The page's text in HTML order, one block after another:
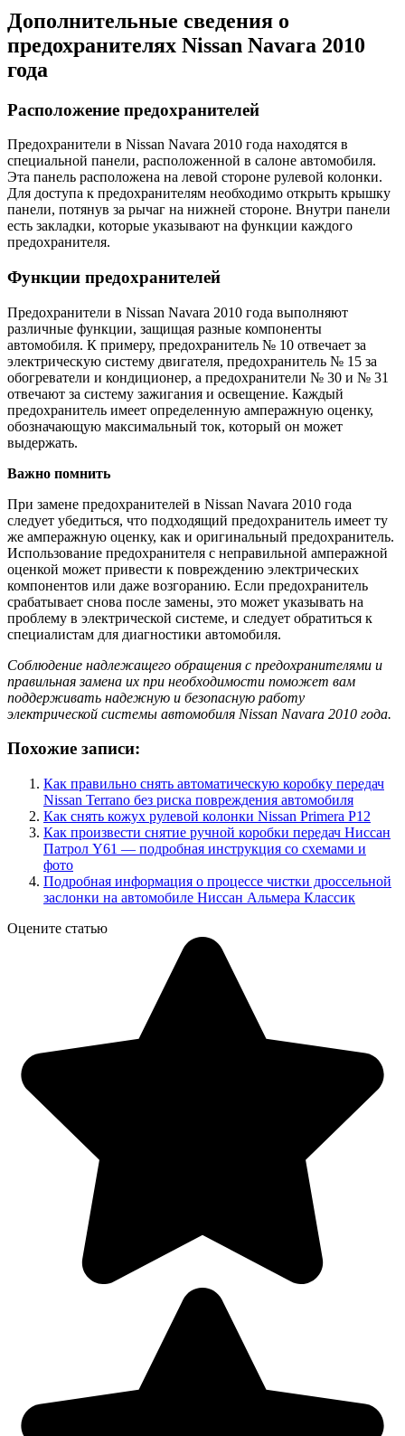
Дополнительные сведения о
предохранителях Nissan Navara 2010
года
Расположение предохранителей
Предохранители в Nissan Navara 2010 года находятся в
специальной панели, расположенной в салоне автомобиля.
Эта панель расположена на левой стороне рулевой колонки.
Для доступа к предохранителям необходимо открыть крышку
панели, потянув за рычаг на нижней стороне. Внутри панели
есть закладки, которые указывают на функции каждого
предохранителя.
Функции предохранителей
Предохранители в Nissan Navara 2010 года выполняют
различные функции, защищая разные компоненты
автомобиля. К примеру, предохранитель № 10 отвечает за
электрическую систему двигателя, предохранитель № 15 за
обогреватели и кондиционер, а предохранители № 30 и № 31
отвечают за систему зажигания и освещение. Каждый
предохранитель имеет определенную амперажную оценку,
обозначающую максимальный ток, который он может
выдержать.
Важно помнить
При замене предохранителей в Nissan Navara 2010 года
следует убедиться, что подходящий предохранитель имеет ту
же амперажную оценку, как и оригинальный предохранитель.
Использование предохранителя с неправильной амперажной
оценкой может привести к повреждению электрических
компонентов или даже возгоранию. Если предохранитель
срабатывает снова после замены, это может указывать на
проблему в электрической системе, и следует обратиться к
специалистам для диагностики автомобиля.
Соблюдение надлежащего обращения с предохранителями и
правильная замена их при необходимости поможет вам
поддерживать надежную и безопасную работу
электрической системы автомобиля Nissan Navara 2010 года.
Похожие записи:
Как правильно снять автоматическую коробку передач
Nissan Terrano без риска повреждения автомобиля
Как снять кожух рулевой колонки Nissan Primera P12
Как произвести снятие ручной коробки передач Ниссан
Патрол Y61 — подробная инструкция со схемами и
фото
Подробная информация о процессе чистки дроссельной
заслонки на автомобиле Ниссан Альмера Классик
Оцените статью